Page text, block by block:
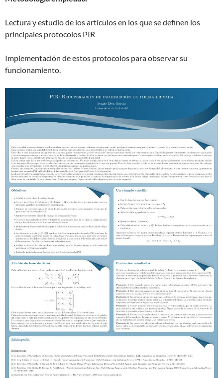
Lectura y estudio de los artículos en los que se definen los
principales protocolos PIR
Implementación de estos protocolos para observar su
funcionamiento.